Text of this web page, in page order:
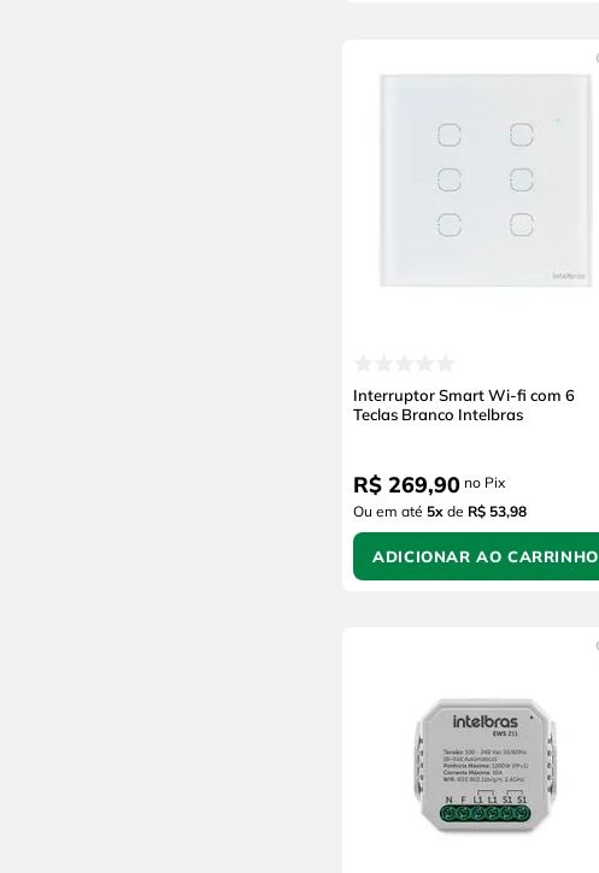
Interruptor Smart Wi-fi com 6
Teclas Branco Intelbras
R$ 269,90 no Pix
Ou em até 5x de R$ 53,98
ADICIONAR AO CARRINHO